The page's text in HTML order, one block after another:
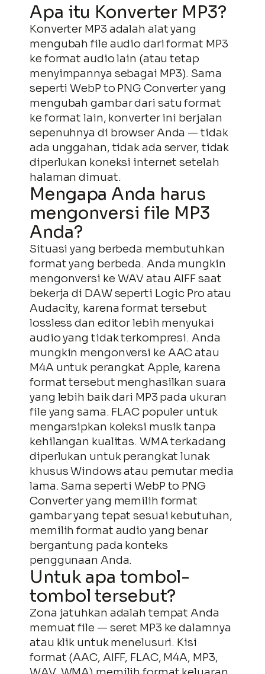
Lewati
ke
konten
Apa itu Konverter MP3?
Konverter MP3 adalah alat yang
mengubah file audio dari format MP3
ke format audio lain (atau tetap
menyimpannya sebagai MP3). Sama
seperti WebP to PNG Converter yang
mengubah gambar dari satu format
ke format lain, konverter ini berjalan
sepenuhnya di browser Anda — tidak
ada unggahan, tidak ada server, tidak
diperlukan koneksi internet setelah
halaman dimuat.
Mengapa Anda harus
mengonversi file MP3
Anda?
Situasi yang berbeda membutuhkan
format yang berbeda. Anda mungkin
mengonversi ke WAV atau AIFF saat
bekerja di DAW seperti Logic Pro atau
Audacity, karena format tersebut
lossless dan editor lebih menyukai
audio yang tidak terkompresi. Anda
mungkin mengonversi ke AAC atau
M4A untuk perangkat Apple, karena
format tersebut menghasilkan suara
yang lebih baik dari MP3 pada ukuran
file yang sama. FLAC populer untuk
mengarsipkan koleksi musik tanpa
kehilangan kualitas. WMA terkadang
diperlukan untuk perangkat lunak
khusus Windows atau pemutar media
lama. Sama seperti WebP to PNG
Converter yang memilih format
gambar yang tepat sesuai kebutuhan,
memilih format audio yang benar
bergantung pada konteks
penggunaan Anda.
Untuk apa tombol-
tombol tersebut?
Zona jatuhkan adalah tempat Anda
memuat file — seret MP3 ke dalamnya
atau klik untuk menelusuri. Kisi
format (AAC, AIFF, FLAC, M4A, MP3,